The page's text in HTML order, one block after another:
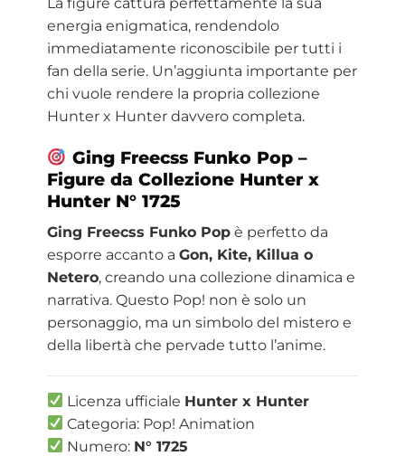
La figure cattura perfettamente la sua
energia enigmatica, rendendolo
immediatamente riconoscibile per tutti i
fan della serie. Un’aggiunta importante per
chi vuole rendere la propria collezione
Hunter x Hunter davvero completa.
Ging Freecss Funko Pop –
Figure da Collezione Hunter x
Hunter N° 1725
Ging Freecss Funko Popè perfetto da
esporre accanto a Gon, Kite, Killua o
Netero, creando una collezione dinamica e
narrativa. Questo Pop! non è solo un
personaggio, ma un simbolo del mistero e
della libertà che pervade tutto l’anime.
Licenza ufficiale Hunter x Hunter
Categoria: Pop! Animation
Numero: N° 1725